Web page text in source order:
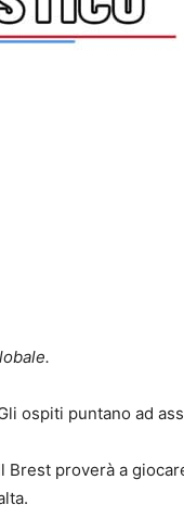
ospiti puntano ad
Brest proverà a